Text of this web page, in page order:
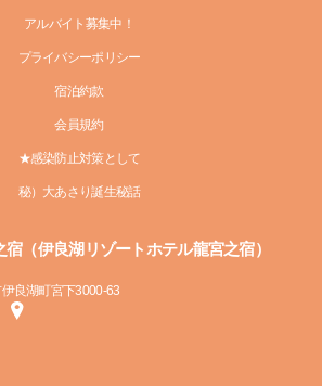
アルバイト募集中！
プライバシーポリシー
宿泊約款
会員規約
★感染防止対策として
秘）大あさり誕生秘話
（伊良湖リゾートホテル龍宮之宿）
良湖町宮下3000-63